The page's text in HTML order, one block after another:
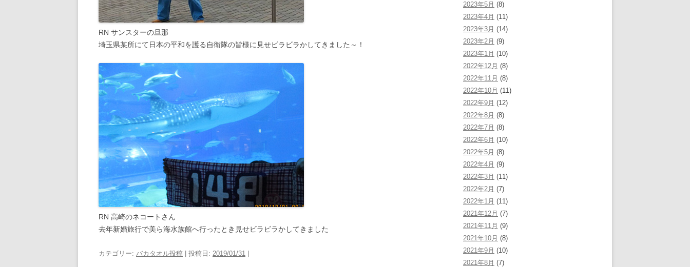
RN サンスターの旦那
埼玉県某所にて日本の平和を護る自衛隊の皆様に見せビラビラかしてきました～！
RN 高崎のネコートさん
去年新婚旅行で美ら海水族館へ行ったとき見せビラビラかしてきました
カテゴリー: バカタオル投稿 | 投稿日: 2019/01/31
2023年5月 (8)
2023年4月 (11)
2023年3月 (14)
2023年2月 (9)
2023年1月 (10)
2022年12月 (8)
2022年11月 (8)
2022年10月 (11)
2022年9月 (12)
2022年8月 (8)
2022年7月 (8)
2022年6月 (10)
2022年5月 (8)
2022年4月 (9)
2022年3月 (11)
2022年2月 (7)
2022年1月 (11)
2021年12月 (7)
2021年11月 (9)
2021年10月 (8)
2021年9月 (10)
2021年8月 (7)